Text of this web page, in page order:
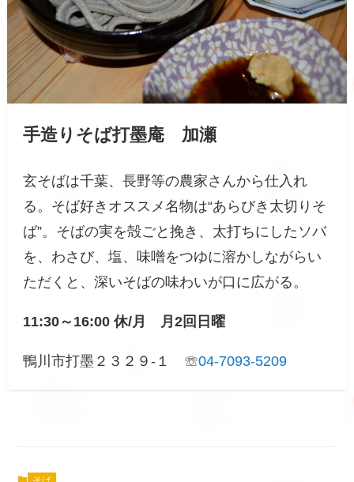
手造りそば打墨庵 加瀬
玄そばは千葉、長野等の農家さんから仕入れ
る。そば好きオススメ名物は“あらびき太切りそ
ば”。そばの実を殻ごと挽き、太打ちにしたソバ
を、わさび、塩、味噌をつゆに溶かしながらい
ただくと、深いそばの味わいが口に広がる。
11:30～16:00 休/月 月2回日曜
鴨川市打墨２３２９-１ ☏04-7093-5209